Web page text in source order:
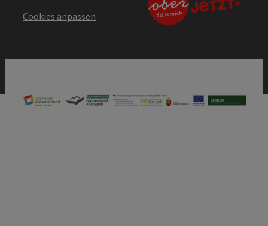
Cookies anpassen